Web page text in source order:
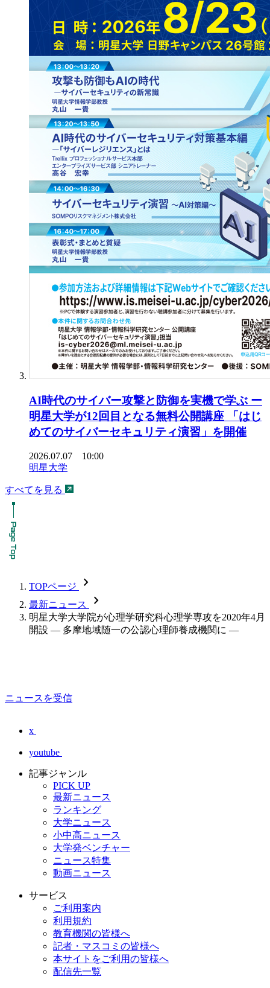
AI時代のサイバー攻撃と防御を実機で学ぶ ー
明星大学が12回目となる無料公開講座 「はじ
めてのサイバーセキュリティ演習」を開催
2026.07.07 10:00
明星大学
すべてを見る
TOPページ chevron_forward
最新ニュース chevron_forward
明星大学大学院が心理学研究科心理学専攻を2020年4月
開設 — 多摩地域随一の公認心理師養成機関に —
ニュースを受信
x
youtube
記事ジャンル
PICK UP
最新ニュース
ランキング
大学ニュース
小中高ニュース
大学発ベンチャー
ニュース特集
動画ニュース
サービス
ご利用案内
利用規約
教育機関の皆様へ
記者・マスコミの皆様へ
本サイトをご利用の皆様へ
配信先一覧